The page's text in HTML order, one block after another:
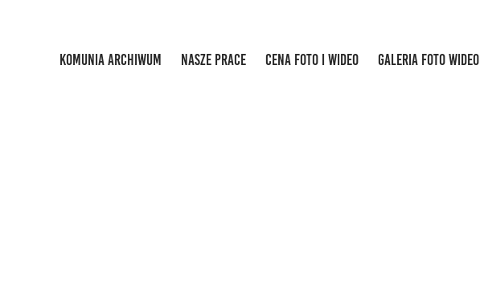
KOMUNIA ARCHIWUM NASZE PRACE CENA FOTO I WIDEO GALERIA FOTO WIDEO